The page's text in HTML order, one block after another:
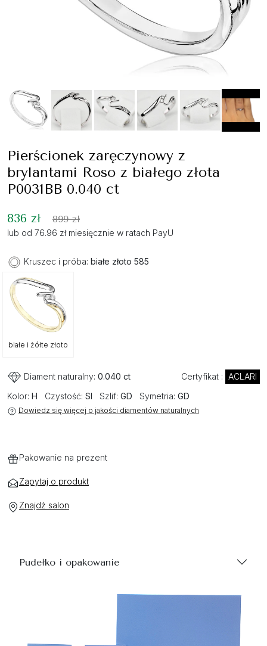
Pierścionek zaręczynowy z
brylantami Roso z białego złota
P0031BB 0.040 ct
836 zł 899 zł
lub od 76.96 zł miesięcznie w ratach PayU
Kruszec i próba: białe złoto 585
białe i żółte złoto
Diament naturalny: 0.040 ct Certyfikat : ACLARI
Kolor: H Czystość: SI Szlif: GD Symetria: GD
Dowiedz się więcej o jakości diamentów naturalnych
Pakowanie na prezent
Zapytaj o produkt
Znajdź salon
Pudełko i opakowanie